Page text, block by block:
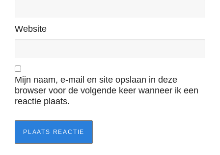
Website
Mijn naam, e-mail en site opslaan in deze
browser voor de volgende keer wanneer ik een
reactie plaats.